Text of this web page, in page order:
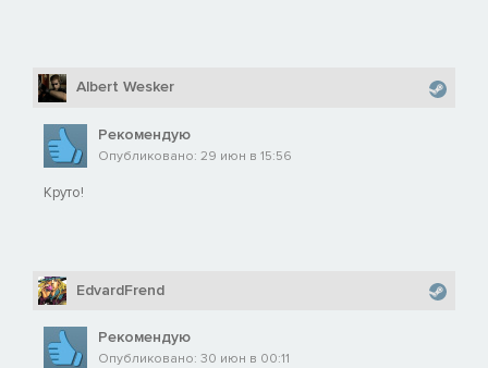
Albert Wesker
Рекомендую
Опубликовано: 29 июн в 15:56
Круто!
EdvardFrend
Рекомендую
Опубликовано: 30 июн в 00:11